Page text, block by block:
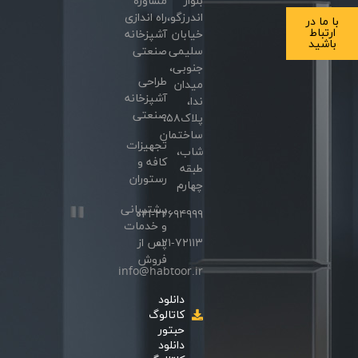
ما در
ارتباط
باشید
اندرزگو،
خیابان
سلیمی
جنوبی،
میدان
پلاک۵۸،
ساختمان
شاب،
طبقه
چهارم
۰۲۱-۲۲۶۹۴۹۹۹
۰۲۱-۷۲۱۱۳
info@habtoor.ir
دانلود
کاتالوگ
حبتور
دانلود
راه اندازی
آشپزخانه
صنعتی
طراحی
آشپزخانه
صنعتی
تجهیزات
کافه و
رستوران
پشتیبانی
و خدمات
پس از
فروش